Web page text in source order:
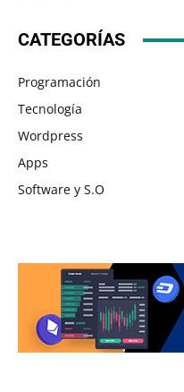
CATEGORÍAS
Programación
Tecnología
Wordpress
Apps
Software y S.O